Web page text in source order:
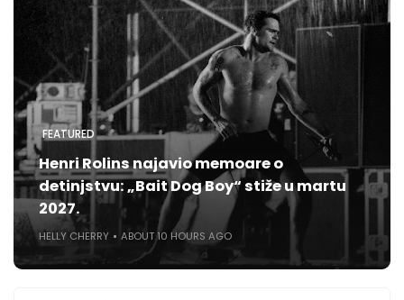
FEATURED
Henri Rolins najavio memoare o
detinjstvu: „Bait Dog Boy“ stiže u martu
2027.
HELLY CHERRY ABOUT 10 HOURS AGO